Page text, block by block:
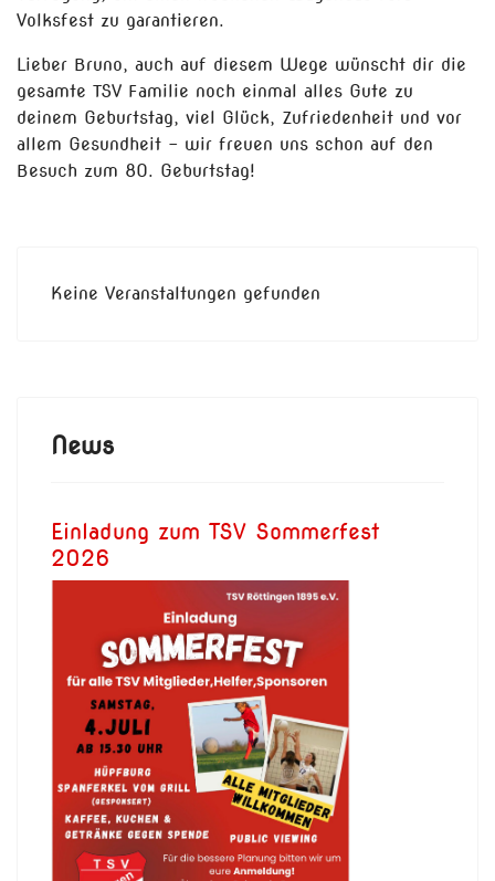
Volksfest zu garantieren.
Lieber Bruno, auch auf diesem Wege wünscht dir die
gesamte TSV Familie noch einmal alles Gute zu
deinem Geburtstag, viel Glück, Zufriedenheit und vor
allem Gesundheit – wir freuen uns schon auf den
Besuch zum 80. Geburtstag!
Keine Veranstaltungen gefunden
News
Einladung zum TSV Sommerfest
2026